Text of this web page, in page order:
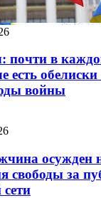
почти в
есть
войны
осужден
свободы за